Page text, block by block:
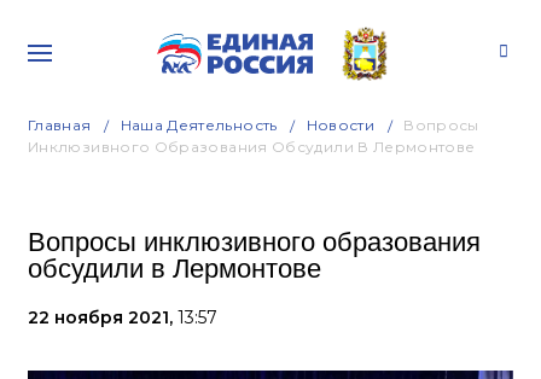
Главная Наша Деятельность Новости
Вопросы
Инклюзивного Образования Обсудили В Лермонтове
Вопросы инклюзивного образования
обсудили в Лермонтове
22 ноября 2021, 13:57